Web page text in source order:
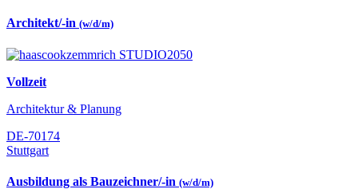
Architekt/-in (w/d/m)
Vollzeit
Architektur & Planung
DE-70174
Stuttgart
Ausbildung als Bauzeichner/-in (w/d/m)